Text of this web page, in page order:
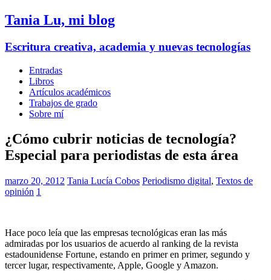
Tania Lu, mi blog
Escritura creativa, academia y nuevas tecnologías
Entradas
Libros
Artículos académicos
Trabajos de grado
Sobre mí
¿Cómo cubrir noticias de tecnología?
Especial para periodistas de esta área
marzo 20, 2012 Tania Lucía Cobos Periodismo digital, Textos de
opinión 1
Hace poco leía que las empresas tecnológicas eran las más
admiradas por los usuarios de acuerdo al ranking de la revista
estadounidense Fortune, estando en primer en primer, segundo y
tercer lugar, respectivamente, Apple, Google y Amazon.